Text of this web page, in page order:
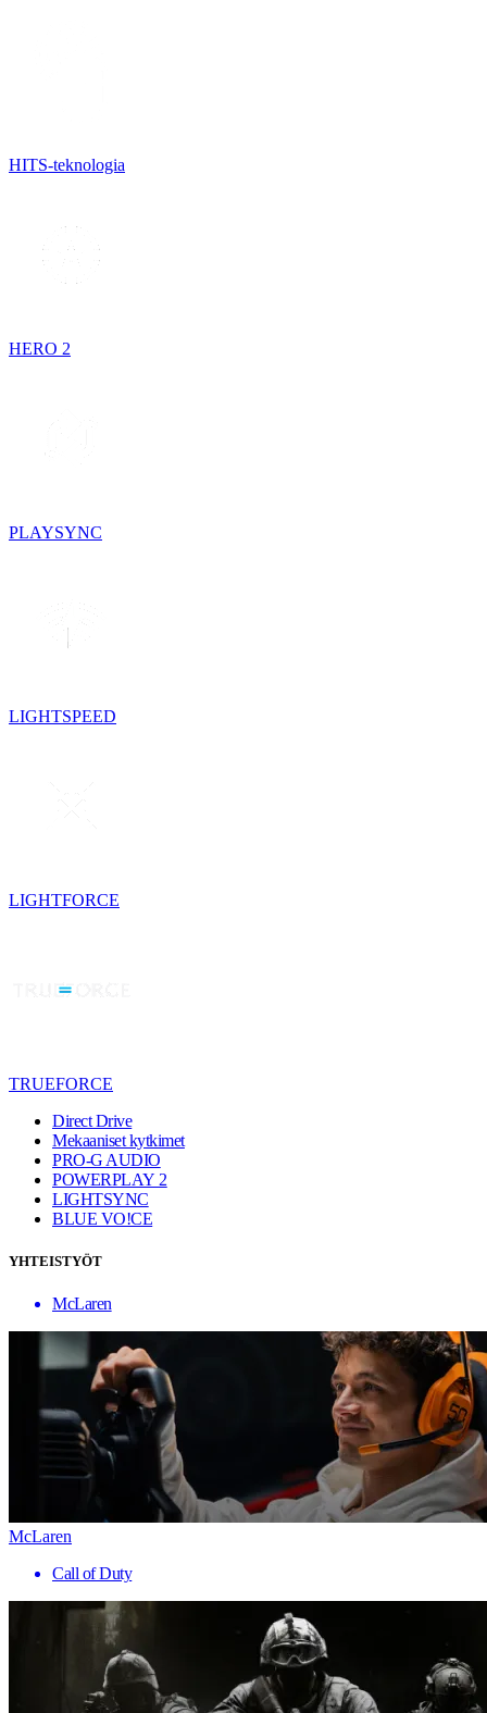
HITS-teknologia
HERO 2
PLAYSYNC
LIGHTSPEED
LIGHTFORCE
TRUEFORCE
Direct Drive
Mekaaniset kytkimet
PRO-G AUDIO
POWERPLAY 2
LIGHTSYNC
BLUE VO!CE
YHTEISTYÖT
McLaren
McLaren
Call of Duty